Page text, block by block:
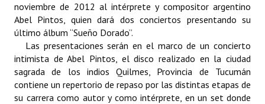
NORMATIVA
Comunicaciones
Declaraciones
Resoluciones
noviembre de 2012 al intérprete y compositor argentino
Abel Pintos, quien dará dos conciertos presentando su
último álbum “Sueño Dorado”.
Las presentaciones serán en el marco de un concierto
intimista de Abel Pintos, el disco realizado en la ciudad
sagrada de los indios Quilmes, Provincia de Tucumán
contiene un repertorio de repaso por las distintas etapas de
su carrera como autor y como intérprete, en un set donde